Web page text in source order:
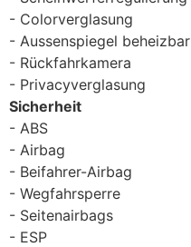
Colorverglasung
Aussenspiegel beheizbar
Rückfahrkamera
Privacyverglasung
Sicherheit
ABS
Airbag
Beifahrer-Airbag
Wegfahrsperre
Seitenairbags
ESP